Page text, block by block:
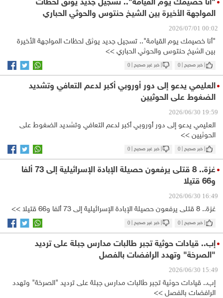
"أنا خصيمك يوم القيامة".. تسجيل جديد يوثق لحظات
المواجهة الأخيرة بين الشيخ حنتوس والحوثي الحباري
00:02 2026/07/01
"أنا خصيمك يوم القيامة".. تسجيل جديد يوثق لحظات المواجهة الأخيرة
بين الشيخ حنتوس والحوثي الحباري >>
| خبر صحيح | 0 | خبر غير صحيح | 0
العليمي يدعو إلى دور أوروبي أكبر لدعم التعافي وتشديد
الضغوط على الحوثيين
19:59 2026/06/30
العليمي يدعو إلى دور أوروبي أكبر لدعم التعافي وتشديد الضغوط على
الحوثيين >>
| خبر صحيح | 0 | خبر غير صحيح | 0
غزة.. 8 قتلى يرفعون حصيلة الإبادة الإسرائيلية إلى 73 ألفا
و66 قتيلا
16:49 2026/06/30
غزة.. 8 قتلى يرفعون حصيلة الإبادة الإسرائيلية إلى 73 ألفا و66 قتيلا >>
| خبر صحيح | 0 | خبر غير صحيح | 0
إب.. قيادات حوثية تجبر طالبات مدارس جبلة على ترديد
"الصرخة" وتهدد الرافضات بالفصل
15:49 2026/06/30
إب.. قيادات حوثية تجبر طالبات مدارس جبلة على ترديد "الصرخة" وتهدد
الرافضات بالفصل >>